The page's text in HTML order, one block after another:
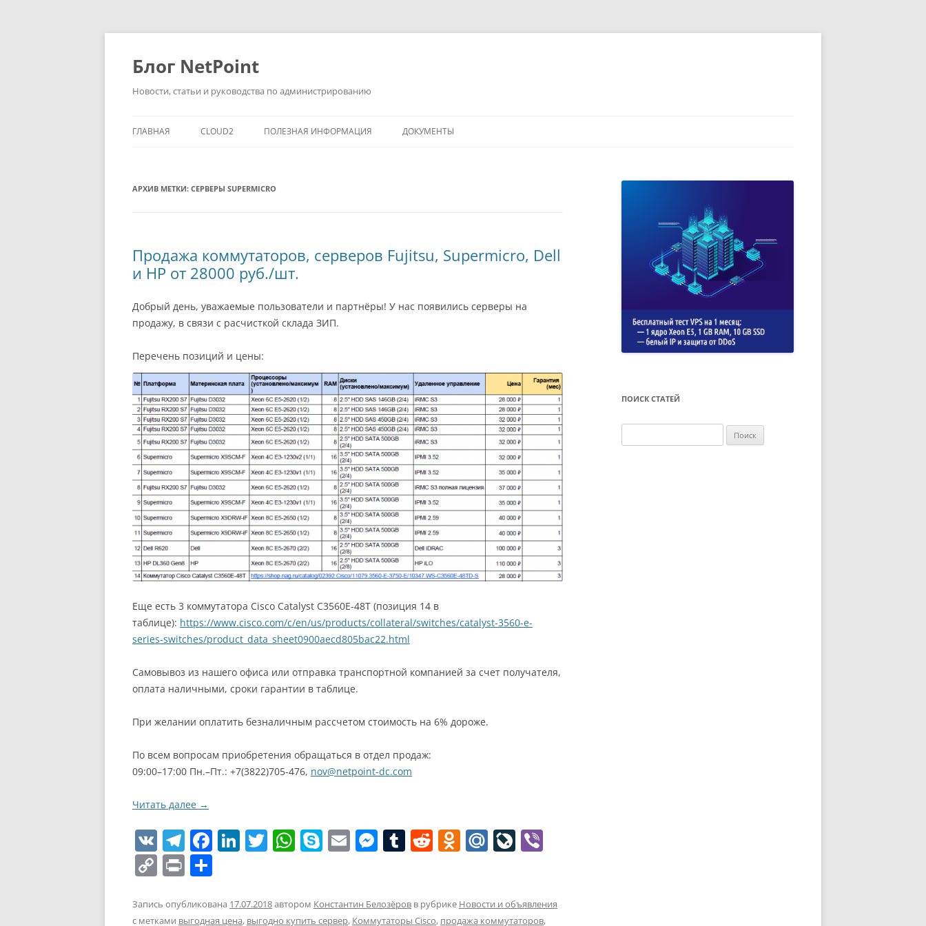
Перейти
Блог NetPoint
Новости, статьи и руководства по администрированию
ГЛАВНАЯ CLOUD2 ПОЛЕЗНАЯ ИНФОРМАЦИЯ ДОКУМЕНТЫ
АРХИВ МЕТКИ: СЕРВЕРЫ SUPERMICRO
Продажа коммутаторов, серверов Fujitsu, Supermicro, Dell
и HP от 28000 руб./шт.
Добрый день, уважаемые пользователи и партнёры! У нас появились серверы на
продажу, в связи с расчисткой склада ЗИП.
Перечень позиций и цены:
Еще есть 3 коммутатора Cisco Catalyst C3560E-48T (позиция 14 в
таблице): https://www.cisco.com/c/en/us/products/collateral/switches/catalyst-3560-e-
series-switches/product_data_sheet0900aecd805bac22.html
Самовывоз из нашего офиса или отправка транспортной компанией за счет получателя,
оплата наличными, сроки гарантии в таблице.
При желании оплатить безналичным рассчетом стоимость на 6% дороже.
По всем вопросам приобретения обращаться в отдел продаж:
09:00–17:00 Пн.–Пт.: +7(3822)705-476, nov@netpoint-dc.com
Читать далее →
V
K
T
el
e
gr
F
e
Li
e
T
er
W
s
S
p
E
l
M
e
T
bl
R
di
O
o
M
R
Li
o
C
p
Pr
t п
Запись опубликована 17.07.2018автором Константин Белозёров в рубрике Новости и объявления
с метками выгодная цена, выгодно купить сервер, Коммутаторы Cisco, продажа коммутаторов,
ПОИСК СТАТЕЙ